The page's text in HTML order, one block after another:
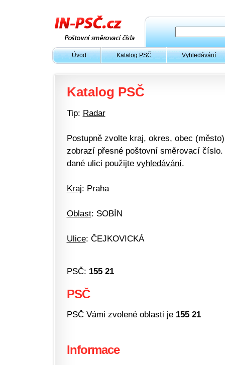
Úvod Katalog PSČ Vyhledávání
Katalog PSČ
Tip: Radar
Postupně zvolte kraj, okres, obec
zobrazí přesné poštovní směrovací
dané ulici použijte vyhledávání.
Kraj: Praha
Oblast: SOBÍN
Ulice: ČEJKOVICKÁ
PSČ: 155 21
PSČ
PSČ Vámi zvolené oblasti je 155 21
Informace